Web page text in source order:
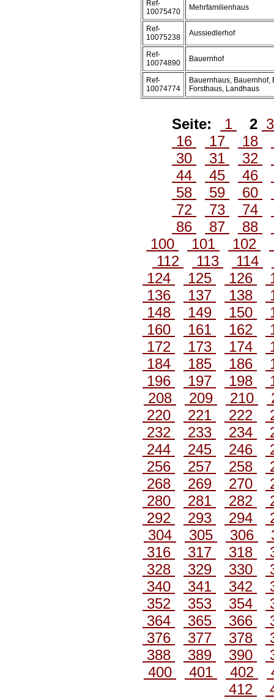
Ref-
10075470
Mehrfamilienhaus
Ref-
10075238
Aussiedlerhof
Ref-
10074890
Bauernhof
Ref-
10074774
Bauernhaus, Bauernhof,
Forsthaus, Landhaus
Seite: 1 2
16
17 18
30
31 32
44
45 46
58
59 60
72
73 74
86
87 88
100
101 102
112
113 114
124
125 126
136
137 138
148
149 150
160
161 162
172
173 174
184
185 186
196
197 198
208
209 210
220
221 222
232
233 234
244
245 246
256
257 258
268
269 270
280
281 282
292
293 294
304
305 306
316
317 318
328
329 330
340
341 342
352
353 354
364
365 366
376
377 378
388
389 390
400
401 402
412